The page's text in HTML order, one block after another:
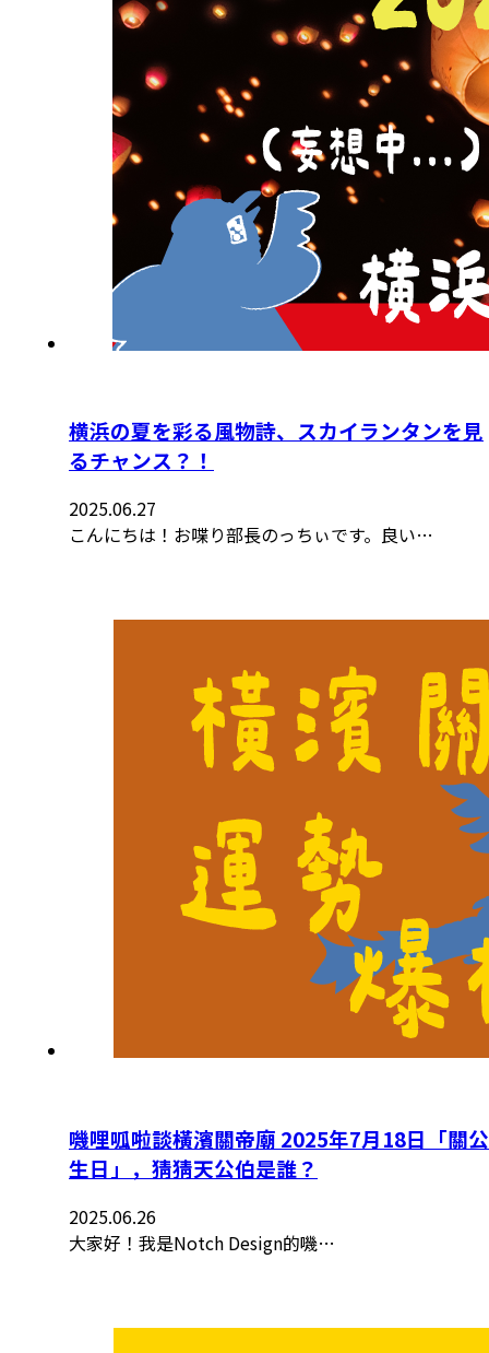
横浜の夏を彩る風物詩、スカイランタンを見
るチャンス？！
2025.06.27
こんにちは！お喋り部長のっちぃです。良い…
嘰哩呱啦談橫濱關帝廟 2025年7月18日「關公
生日」，猜猜天公伯是誰？
2025.06.26
大家好！我是Notch Design的嘰…